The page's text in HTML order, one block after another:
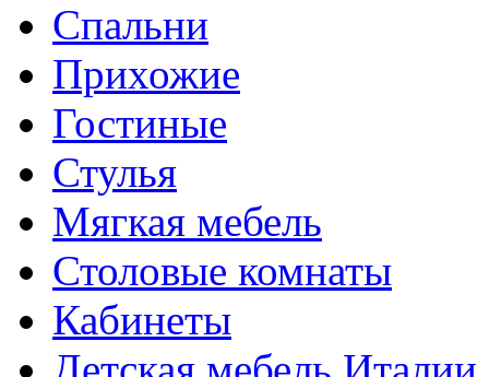
Спальни
Прихожие
Гостиные
Стулья
Мягкая мебель
Столовые комнаты
Кабинеты